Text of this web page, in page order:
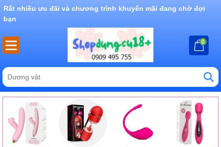
Rất nhiều ưu đãi và chương trình khuyến mãi đang chờ đợi
bạn
0